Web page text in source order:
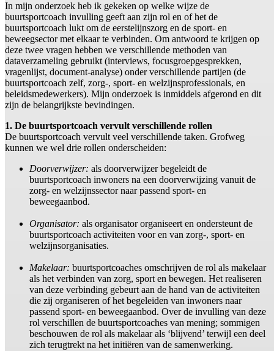
In mijn onderzoek heb ik gekeken op welke wijze de
buurtsportcoach invulling geeft aan zijn rol en of het de
buurtsportcoach lukt om de eerstelijnszorg en de sport- en
beweegsector met elkaar te verbinden. Om antwoord te krijgen op
deze twee vragen hebben we verschillende methoden van
dataverzameling gebruikt (interviews, focusgroepgesprekken,
vragenlijst, document-analyse) onder verschillende partijen (de
buurtsportcoach zelf, zorg-, sport- en welzijnsprofessionals, en
beleidsmedewerkers). Mijn onderzoek is inmiddels afgerond en dit
zijn de belangrijkste bevindingen.
1. De buurtsportcoach vervult verschillende rollen
De buurtsportcoach vervult veel verschillende taken. Grofweg
kunnen we wel drie rollen onderscheiden:
Doorverwijzer: als doorverwijzer begeleidt de
buurtsportcoach inwoners na een doorverwijzing vanuit de
zorg- en welzijnssector naar passend sport- en
beweegaanbod.
Organisator: als organisator organiseert en ondersteunt de
buurtsportcoach activiteiten voor en van zorg-, sport- en
welzijnsorganisaties.
Makelaar: buurtsportcoaches omschrijven de rol als makelaar
als het verbinden van zorg, sport en bewegen. Het realiseren
van deze verbinding gebeurt aan de hand van de activiteiten
die zij organiseren of het begeleiden van inwoners naar
passend sport- en beweegaanbod. Over de invulling van deze
rol verschillen de buurtsportcoaches van mening; sommigen
beschouwen de rol als makelaar als ‘blijvend’ terwijl een deel
zich terugtrekt na het initiëren van de samenwerking.